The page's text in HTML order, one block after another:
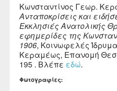
Κωνσταντίνος Γεωρ.
Ανταποκρίσεις και
Εκκλησιές Ανατολικής
εφημερίδες της
1906, Κοινωφελές
Κεραμέως, Επανομή
195 . Βλέπε εδώ.
Φωτογραφίες: